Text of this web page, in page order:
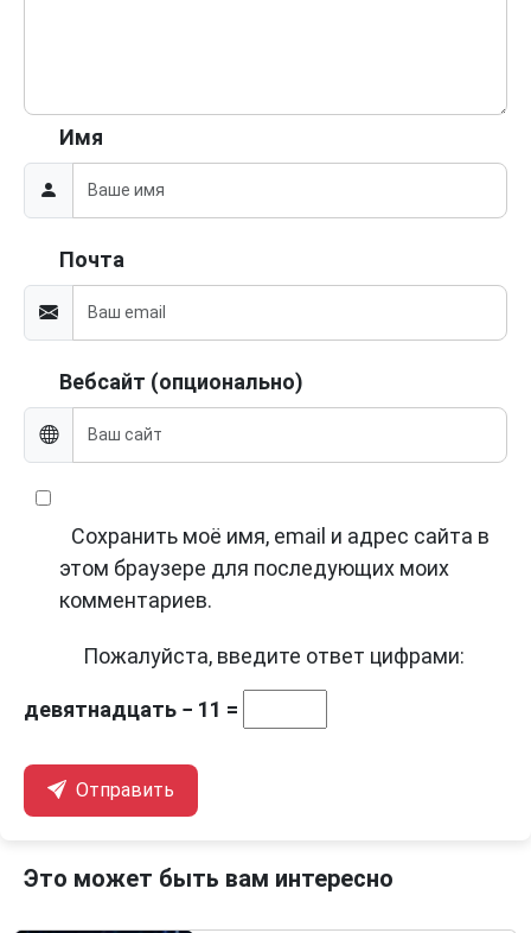
Имя
Почта
Вебсайт (опционально)
Сохранить моё имя, email и адрес сайта в
этом браузере для последующих моих
комментариев.
Пожалуйста, введите ответ цифрами:
девятнадцать − 11 =
Отправить
Это может быть вам интересно